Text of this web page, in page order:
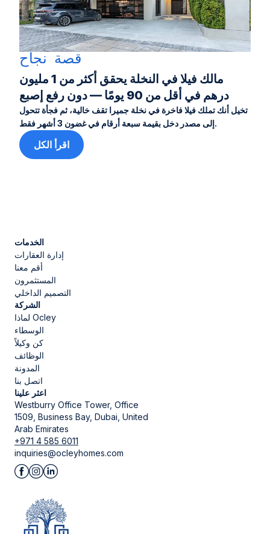
قصة نجاح
مالك فيلا في النخلة يحقق أكثر من 1 مليون
درهم في أقل من 90 يومًا — دون رفع إصبع
تخيل أنك تملك فيلا فاخرة في نخلة جميرا تقف خالية، ثم فجأة تتحول
إلى مصدر دخل بقيمة سبعة أرقام في غضون 3 أشهر فقط.
اقرأ الكل
الخدمات
إدارة العقارات
أقم معنا
المستثمرون
التصميم الداخلي
الشركة
لماذا Ocley
الوسطاء
كن وكيلاً
الوظائف
المدونة
اتصل بنا
اعثر علينا
Westburry Office Tower, Office
1509, Business Bay, Dubai, United
Arab Emirates
+971 4 585 6011
inquiries@ocleyhomes.com